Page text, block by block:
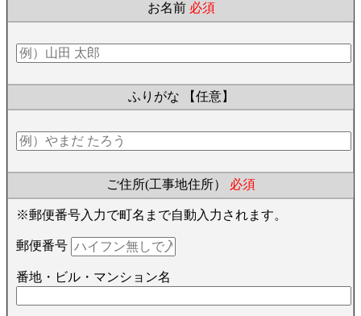
お名前 必須
ふりがな 【任意】
ご住所(工事地住所） 必須
※郵便番号入力で町名まで自動入力されます。
郵便番号
番地・ビル・マンション名